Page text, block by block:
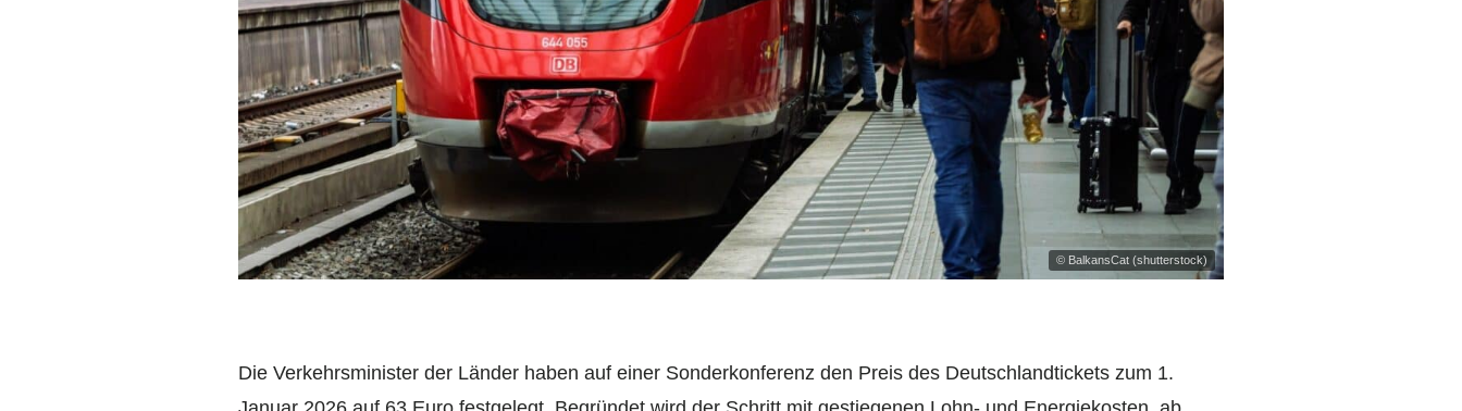
© BalkansCat (shutterstock)
Die Verkehrsminister der Länder haben auf einer Sonderkonferenz den Preis des Deutschlandtickets zum 1.